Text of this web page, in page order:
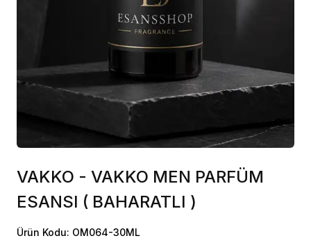
VAKKO - VAKKO MEN PARFÜM
ESANSI ( BAHARATLI )
Ürün Kodu: OM064-30ML